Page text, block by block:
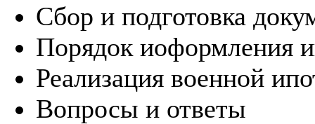
Сбор и подготовка
Порядок иоформления
Реализация военной
Вопросы и ответы